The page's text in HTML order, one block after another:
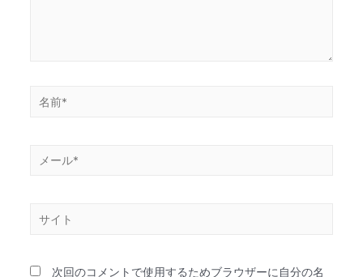
次回のコメントで使用するためブラウザーに自分の名